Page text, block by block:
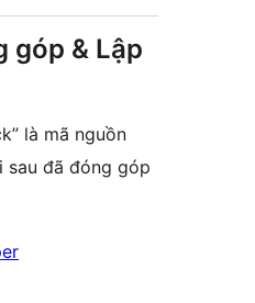
góp & Lập
là mã nguồn
sau đã đóng góp